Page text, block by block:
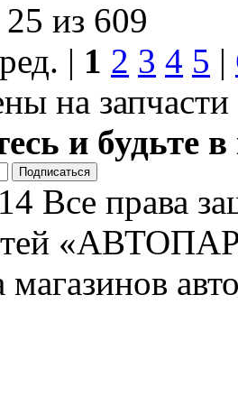
из 609
| 1 2 3 4 5 |
на запчасти
и будьте в
Все права
магазинов